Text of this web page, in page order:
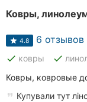
4.8 6 отзывов
done ковры done
Ковры, ковровые
Купували тут